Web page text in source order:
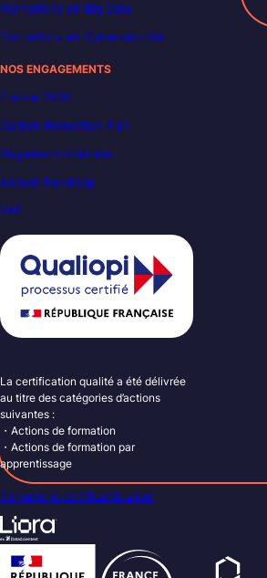
Formations en Big Data
Formations en Cybersécurité
NOS ENGAGEMENTS
France 2030
Carbon Reduction Plan
Règlement intérieur
Accueil handicap
VAE
La certification qualité a été délivrée
au titre des catégories d’actions
suivantes :
・Actions de formation
・Actions de formation par
apprentissage
Consulter le certificat Qualiopi